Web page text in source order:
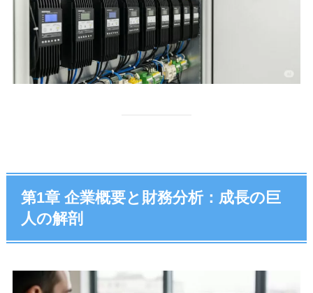
第1章 企業概要と財務分析：成長の巨
人の解剖